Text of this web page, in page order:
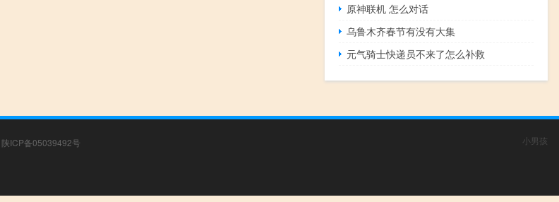
原神联机 怎么对话
乌鲁木齐春节有没有大集
元气骑士快递员不来了怎么补救
陕ICP备05039492号
小男孩